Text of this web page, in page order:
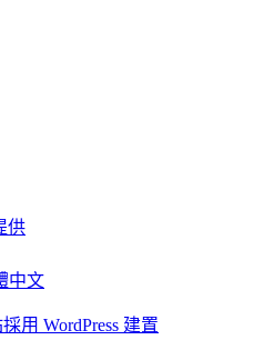
供
中文
用 WordPress 建置